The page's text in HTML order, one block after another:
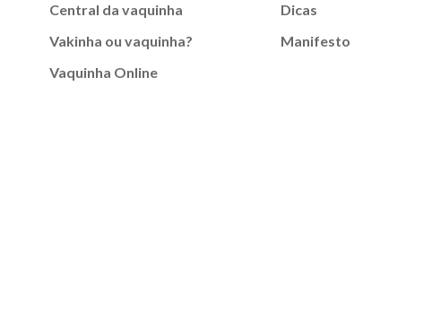
Central da vaquinha
Vakinha ou vaquinha?
Vaquinha Online
Dicas
Manifesto